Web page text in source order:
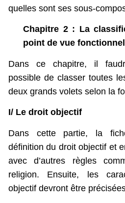
quelles sont ses sous-
Chapitre 2 : La
point de vue fonctionnel
Dans ce chapitre, il
possible de classer toutes
deux grands volets selon la
I/ Le droit objectif
Dans cette partie, la
définition du droit objectif et
avec d’autres règles
religion. Ensuite, les
objectif devront être